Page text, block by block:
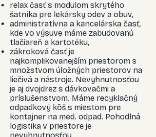
relax časť s modulom skrytého
šatníka pre lekársky odev a obuv,
administratívna a kancelárska časť,
kde vo výsuve máme zabudovanú
tlačiareň a kartotéku,
zákroková časť je
najkomplikovanejším priestorom s
množstvom úložných priestorov na
liečivá a nástroje. Nevyhnutnosťou
je aj dvojdrez s dávkovačmi a
príslušenstvom. Máme recyklačný
odpadkový kôš s miestom pre
kontajner na med. odpad. Pohodlná
logistika v priestore je